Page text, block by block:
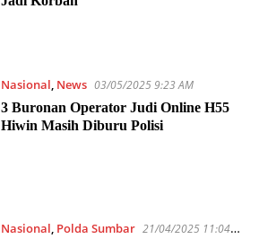
Nasional, News 03/05/2025 9:23 AM
3 Buronan Operator Judi Online H55
Hiwin Masih Diburu Polisi
Nasional, Polda Sumbar 21/04/2025 11:04